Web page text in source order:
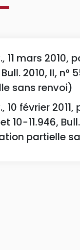
11 mars 2010,
Bull. 2010, II,
sans renvoi)
10 février
10-11.946,
partielle